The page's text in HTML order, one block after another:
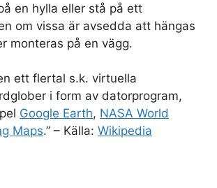
en hylla eller stå på ett
om vissa är avsedda att hängas
monteras på en vägg.
ett flertal s.k. virtuella
i form av datorprogram,
Google Earth, NASA World
Maps.” – Källa: Wikipedia